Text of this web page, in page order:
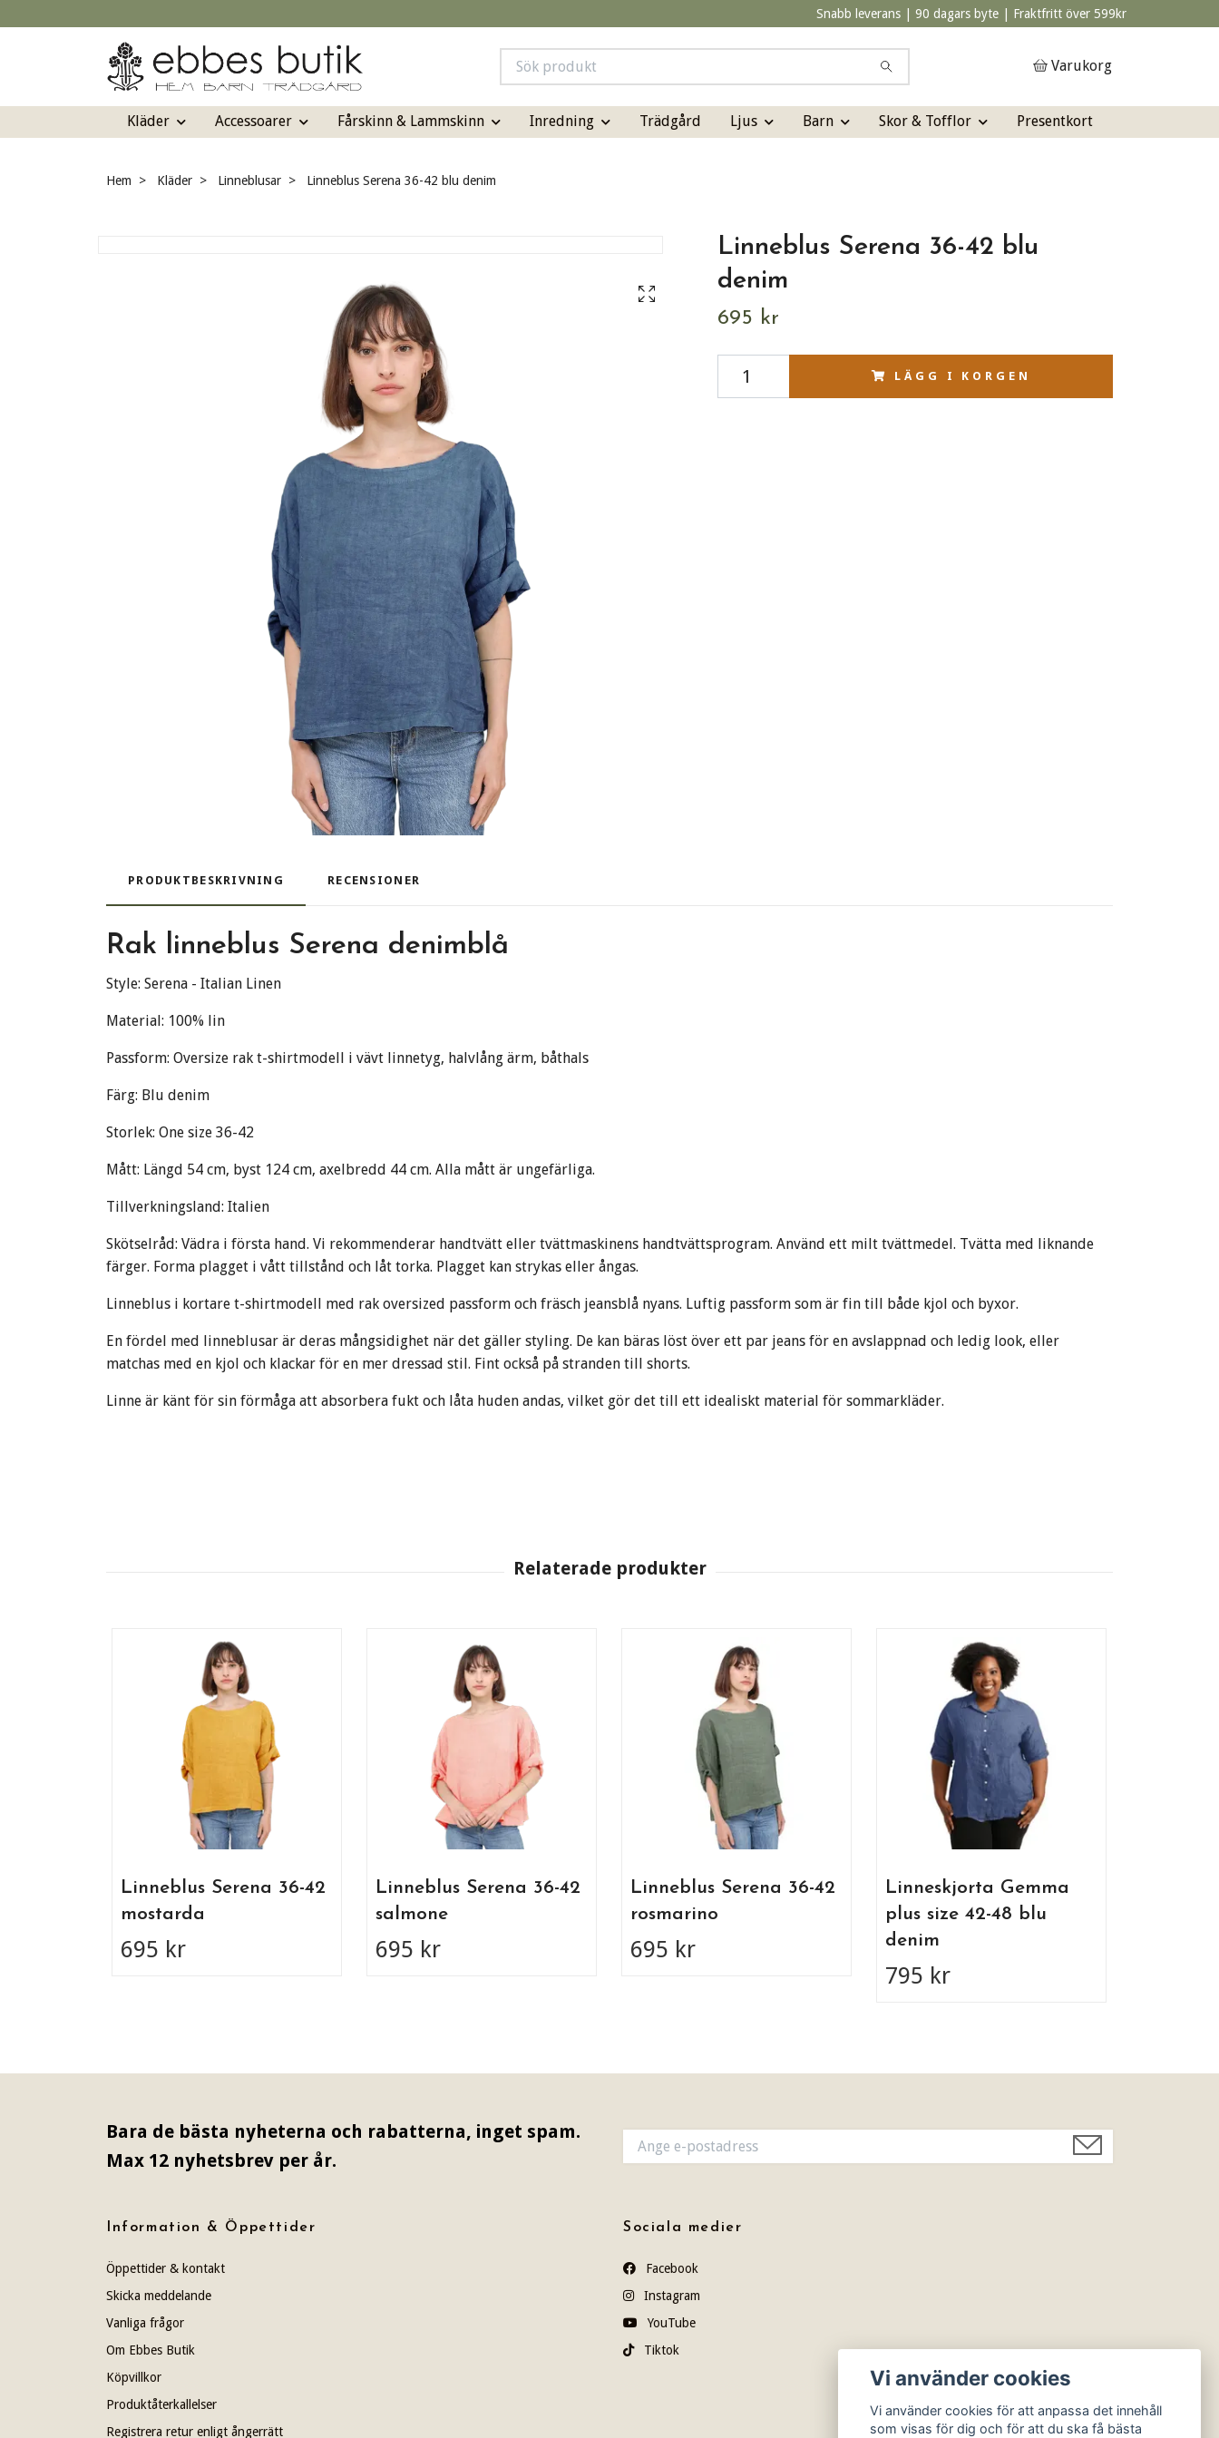
Snabb leverans | 90 dagars byte | Fraktfritt över 599kr
Varukorg
Kläder Accessoarer Fårskinn & Lammskinn Inredning Trädgård Ljus Barn Skor & Tofflor Presentkort
Hem Kläder Linneblusar Linneblus Serena 36-42 blu denim
Linneblus Serena 36-42 blu
denim
695 kr
LÄGG I KORGEN
PRODUKTBESKRIVNING RECENSIONER
Rak linneblus Serena denimblå
Style: Serena - Italian Linen
Material: 100% lin
Passform: Oversize rak t-shirtmodell i vävt linnetyg, halvlång ärm, båthals
Färg: Blu denim
Storlek: One size 36-42
Mått: Längd 54 cm, byst 124 cm, axelbredd 44 cm. Alla mått är ungefärliga.
Tillverkningsland: Italien
Skötselråd: Vädra i första hand. Vi rekommenderar handtvätt eller tvättmaskinens handtvättsprogram. Använd ett milt tvättmedel. Tvätta med liknande
färger. Forma plagget i vått tillstånd och låt torka. Plagget kan strykas eller ångas.
Linneblus i kortare t-shirtmodell med rak oversized passform och fräsch jeansblå nyans. Luftig passform som är fin till både kjol och byxor.
En fördel med linneblusar är deras mångsidighet när det gäller styling. De kan bäras löst över ett par jeans för en avslappnad och ledig look, eller
matchas med en kjol och klackar för en mer dressad stil. Fint också på stranden till shorts.
Linne är känt för sin förmåga att absorbera fukt och låta huden andas, vilket gör det till ett idealiskt material för sommarkläder.
Linneblus Serena 36-42
mostarda
695 kr
Linneblus Serena 36-42
salmone
695 kr
Linneblus Serena 36-42
rosmarino
695 kr
Linneskjorta Gemma
plus size 42-48 blu
denim
795 kr
Bara de bästa nyheterna och rabatterna, inget spam.
Max 12 nyhetsbrev per år.
Information & Öppettider
Öppettider & kontakt
Skicka meddelande
Vanliga frågor
Om Ebbes Butik
Köpvillkor
Produktåterkallelser
Registrera retur enligt ångerrätt
Sociala medier
Facebook
Instagram
YouTube
Tiktok
Vi använder cookies
Vi använder cookies för att anpassa det innehåll
som visas för dig och för att du ska få bästa